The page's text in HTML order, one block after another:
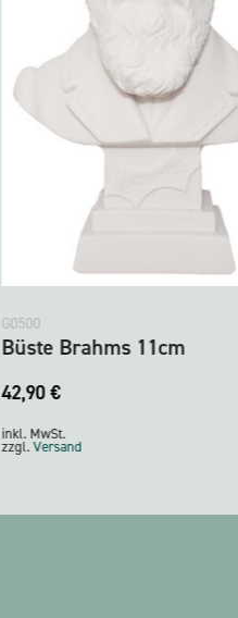
G0500
Büste Brahms 11cm
42,90€
inkl. MwSt.
zzgl.Versand